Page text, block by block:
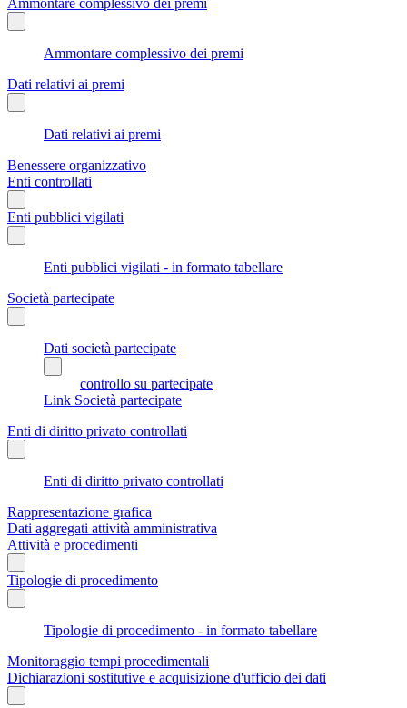
Ammontare complessivo dei premi
Dati relativi ai premi
Dati relativi ai premi
Benessere organizzativo
Enti controllati
Enti pubblici vigilati
Enti pubblici vigilati - in formato tabellare
Società partecipate
Dati società partecipate
controllo su partecipate
Link Società partecipate
Enti di diritto privato controllati
Enti di diritto privato controllati
Rappresentazione grafica
Dati aggregati attività amministrativa
Attività e procedimenti
Tipologie di procedimento
Tipologie di procedimento - in formato tabellare
Monitoraggio tempi procedimentali
Dichiarazioni sostitutive e acquisizione d'ufficio dei dati